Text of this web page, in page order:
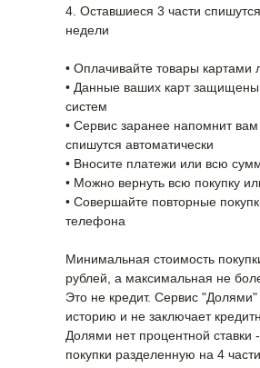
4. Оставшиеся 3 части
недели
• Оплачивайте товары картами
• Данные ваших карт
систем
• Сервис заранее напомнит
спишутся автоматически
• Вносите платежи или всю
• Можно вернуть всю покупку
• Совершайте повторные
телефона
Минимальная стоимость
рублей, а максимальная не
Это не кредит. Сервис
историю и не заключает
Долями нет процентной ставки
покупки разделенную на 4 части.